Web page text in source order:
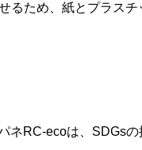
るため、紙とプラスチ
ネRC-ecoは、SDGsの